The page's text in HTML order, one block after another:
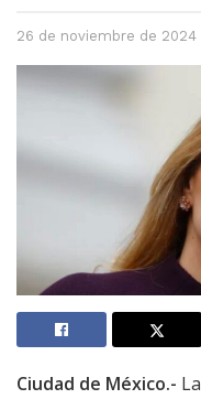
26 de noviembre de 2024
Ciudad de México.- La